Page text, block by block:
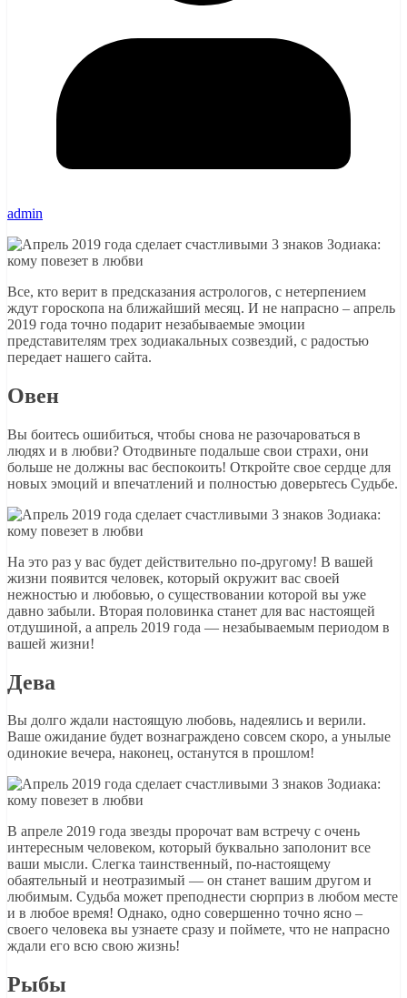
admin
Все, кто верит в предсказания астрологов, с нетерпением
ждут гороскопа на ближайший месяц. И не напрасно – апрель
2019 года точно подарит незабываемые эмоции
представителям трех зодиакальных созвездий, с радостью
передает нашего сайта.
Овен
Вы боитесь ошибиться, чтобы снова не разочароваться в
людях и в любви? Отодвиньте подальше свои страхи, они
больше не должны вас беспокоить! Откройте свое сердце для
новых эмоций и впечатлений и полностью доверьтесь Судьбе.
На это раз у вас будет действительно по-другому! В вашей
жизни появится человек, который окружит вас своей
нежностью и любовью, о существовании которой вы уже
давно забыли. Вторая половинка станет для вас настоящей
отдушиной, а апрель 2019 года — незабываемым периодом в
вашей жизни!
Дева
Вы долго ждали настоящую любовь, надеялись и верили.
Ваше ожидание будет вознаграждено совсем скоро, а унылые
одинокие вечера, наконец, останутся в прошлом!
В апреле 2019 года звезды пророчат вам встречу с очень
интересным человеком, который буквально заполонит все
ваши мысли. Слегка таинственный, по-настоящему
обаятельный и неотразимый — он станет вашим другом и
любимым. Судьба может преподнести сюрприз в любом месте
и в любое время! Однако, одно совершенно точно ясно –
своего человека вы узнаете сразу и поймете, что не напрасно
ждали его всю свою жизнь!
Рыбы